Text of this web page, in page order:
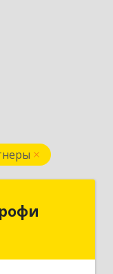
Профи